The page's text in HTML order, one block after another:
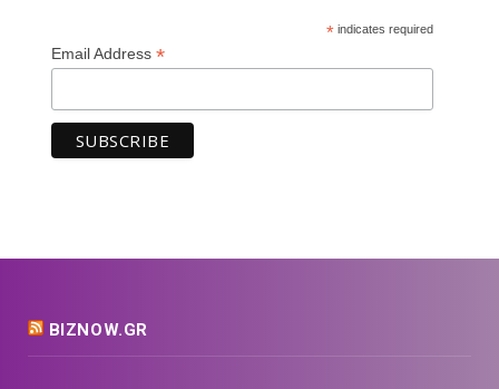
*indicates required
Email Address *
BIZNOW.GR